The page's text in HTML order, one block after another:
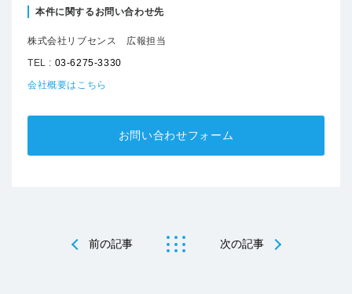
本件に関するお問い合わせ先
株式会社リブセンス 広報担当
TEL : 03-6275-3330
会社概要はこちら
お問い合わせフォーム
前の記事 次の記事